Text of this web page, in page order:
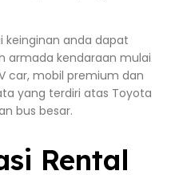
keinginan anda dapat
armada kendaraan mulai
car, mobil premium dan
yang terdiri atas Toyota
bus besar.
Rental